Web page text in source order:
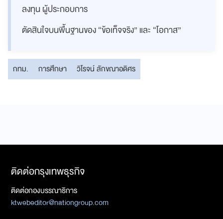
ลงทุน ผู้ประกอบการ
ตัดสินใจบนพื้นฐานของ “ข้อเท็จจริง” และ “โอกาส”
กทม. การศึกษา วิโรจน์ ลักขณาอดิศร
ติดต่อกรุงเทพธุรกิจ
ติดต่อกองบรรณาธิการ
ktwebeditor@nationgroup.com